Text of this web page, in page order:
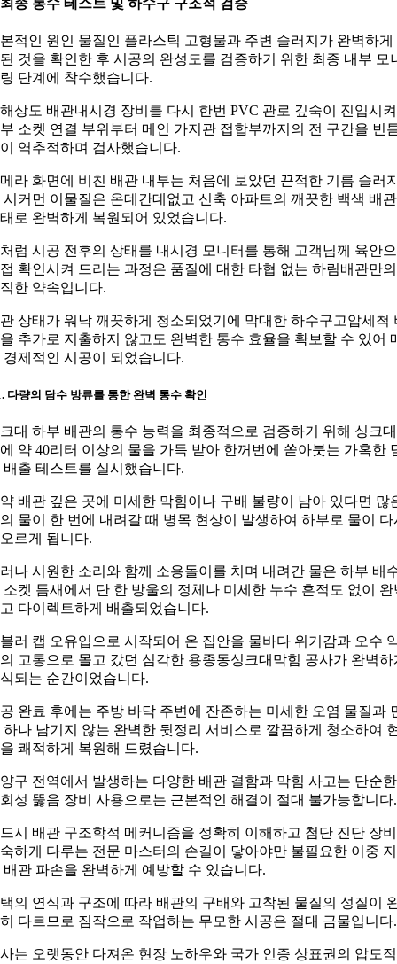
적인 원인 물질인 플라스틱 고형물과 주변 슬러지가 완벽하게
것을 확인한 후 시공의 완성도를 검증하기 위한 최종 내부 모
단계에 착수했습니다.
상도 배관내시경 장비를 다시 한번 PVC 관로 깊숙이 진입시켜
소켓 연결 부위부터 메인 가지관 접합부까지의 전 구간을 빈
역추적하며 검사했습니다.
라 화면에 비친 배관 내부는 처음에 보았던 끈적한 기름 슬러
시커먼 이물질은 온데간데없고 신축 아파트의 깨끗한 백색 배관
로 완벽하게 복원되어 있었습니다.
럼 시공 전후의 상태를 내시경 모니터를 통해 고객님께 육안
확인시켜 드리는 과정은 품질에 대한 타협 없는 하림배관만의
한 약속입니다.
상태가 워낙 깨끗하게 청소되었기에 막대한 하수구고압세척
추가로 지출하지 않고도 완벽한 통수 효율을 확보할 수 있어
경제적인 시공이 되었습니다.
다량의 담수 방류를 통한 완벽 통수 확인
대 하부 배관의 통수 능력을 최종적으로 검증하기 위해 싱크대
약 40리터 이상의 물을 가득 받아 한꺼번에 쏟아붓는 가혹한
배출 테스트를 실시했습니다.
배관 깊은 곳에 미세한 막힘이나 구배 불량이 남아 있다면 많
물이 한 번에 내려갈 때 병목 현상이 발생하여 하부로 물이 다
르게 됩니다.
나 시원한 소리와 함께 소용돌이를 치며 내려간 물은 하부 배
소켓 틈새에서 단 한 방울의 정체나 미세한 누수 흔적도 없이 완
다이렉트하게 배출되었습니다.
러 캡 오유입으로 시작되어 온 집안을 물바다 위기감과 오수
고통으로 몰고 갔던 심각한 용종동싱크대막힘 공사가 완벽하
되는 순간이었습니다.
완료 후에는 주방 바닥 주변에 잔존하는 미세한 오염 물질과
하나 남기지 않는 완벽한 뒷정리 서비스로 깔끔하게 청소하여
쾌적하게 복원해 드렸습니다.
구 전역에서 발생하는 다양한 배관 결함과 막힘 사고는 단순한
성 뚫음 장비 사용으로는 근본적인 해결이 절대 불가능합니다.
시 배관 구조학적 메커니즘을 정확히 이해하고 첨단 진단 장
하게 다루는 전문 마스터의 손길이 닿아야만 불필요한 이중
배관 파손을 완벽하게 예방할 수 있습니다.
의 연식과 구조에 따라 배관의 구배와 고착된 물질의 성질이
다르므로 짐작으로 작업하는 무모한 시공은 절대 금물입니다.
는 오랫동안 다져온 현장 노하우와 국가 인증 상표권의 압도